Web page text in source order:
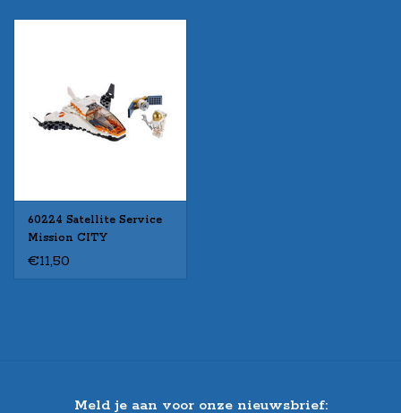
60224 Satellite Service
Mission CITY
€11,50
Meld je aan voor onze nieuwsbrief: